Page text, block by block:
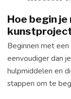
Hoe begin
Beginnen met
eenvoudiger dan
hulpmiddelen en
stappen om te